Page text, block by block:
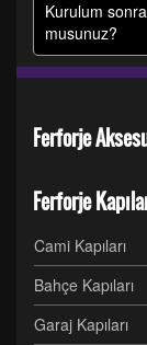
Kurulum
musunuz?
Ferforje
Ferforje
Cami Kapıları
Bahçe Kapıları
Garaj Kapıları